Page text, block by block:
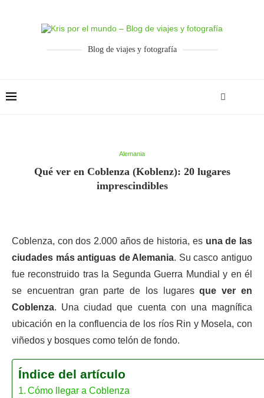
Blog de viajes y fotografía
Alemania
Qué ver en Coblenza (Koblenz): 20 lugares
imprescindibles
Coblenza, con dos 2.000 años de historia, es una de las
ciudades más antiguas de Alemania. Su casco antiguo
fue reconstruido tras la Segunda Guerra Mundial y en él
se encuentran gran parte de los lugaresque ver en
Coblenza. Una ciudad que cuenta con una magnífica
ubicación en la confluencia de los ríos Rin y Mosela, con
viñedos y bosques como telón de fondo.
Índice del artículo
Cómo llegar a Coblenza